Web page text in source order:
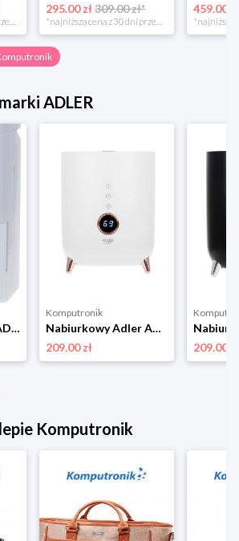
295.00 zł 309.00 zł* 459.00 zł
ADLER
Podłogowy Adler AD 7917 biały
Komputronik
Nabiurkowy Adler AD 7972 biały
209.00 zł
209.00 zł
Komputronik